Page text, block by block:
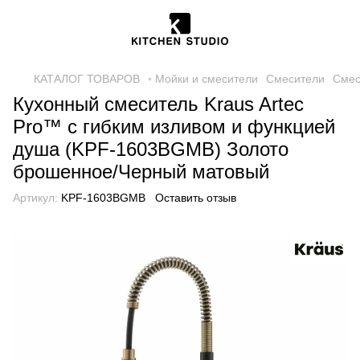
КАТАЛОГ ТОВАРОВ ◦ Мойки и смесители Смесители
Кухонный смеситель Kraus Artec
Pro™ с гибким изливом и функцией
душа (KPF-1603BGMB) Золото
брошенное/Черный матовый
Артикул: KPF-1603BGMB Оставить отзыв